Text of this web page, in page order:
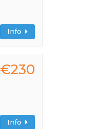
Info
€230
Info